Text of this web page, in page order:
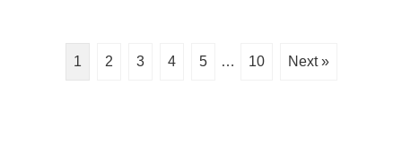
1 2 3 4 5 … 10 Next »